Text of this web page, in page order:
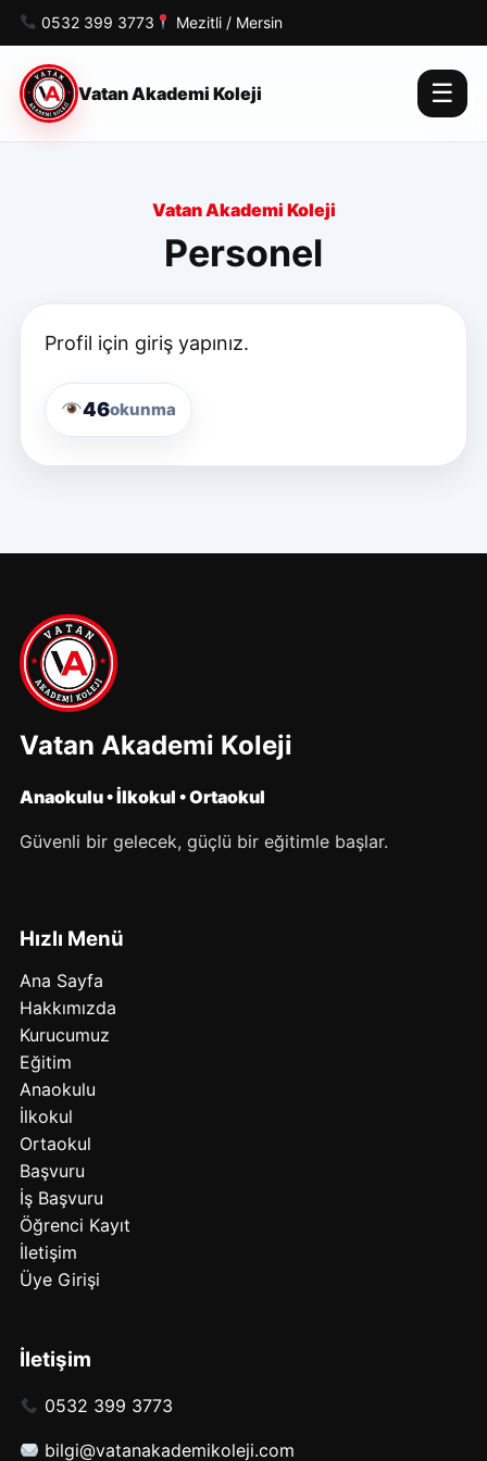
0532 399 3773 Mezitli / Mersin
Vatan Akademi Koleji ☰
Vatan Akademi Koleji
Personel
Profil için giriş yapınız.
46okunma
Vatan Akademi Koleji
Anaokulu • İlkokul • Ortaokul
Güvenli bir gelecek, güçlü bir eğitimle başlar.
Hızlı Menü
Ana Sayfa
Hakkımızda
Kurucumuz
Eğitim
Anaokulu
İlkokul
Ortaokul
Başvuru
İş Başvuru
Öğrenci Kayıt
İletişim
Üye Girişi
İletişim
0532 399 3773
bilgi@vatanakademikoleji.com